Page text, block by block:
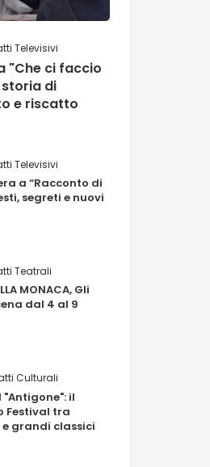
Televisivi
"Che ci faccio
di
e riscatto
Televisivi
a “Racconto di
segreti e nuovi
Teatrali
MONACA, Gli
dal 4 al 9
Culturali
"Antigone": il
Festival tra
grandi classici